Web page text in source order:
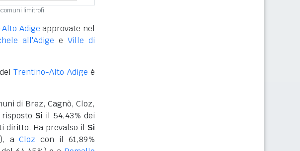
limitrofi
Adige approvate nel
all'Adige e Ville di
Trentino-Alto Adige è
di Brez, Cagnò, Cloz,
Sì il 54,43% dei
diritto. Ha prevalso il Sì
aCloz con il 61,89%